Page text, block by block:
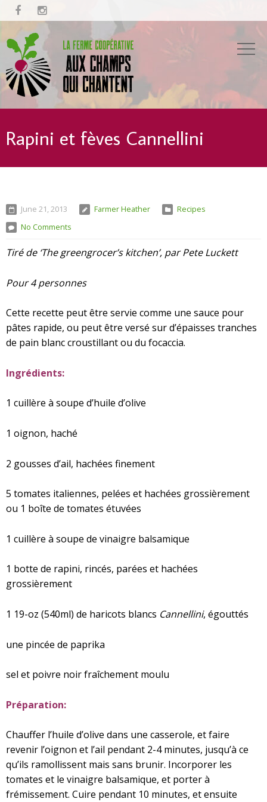
 
Rapini et fèves Cannellini
June 21, 2013 Farmer Heather
Recipes
No Comments
Tiré de ‘The greengrocer’s kitchen’, par Pete Luckett
Pour 4 personnes
Cette recette peut être servie comme une sauce pour
pâtes rapide, ou peut être versé sur d’épaisses tranches
de pain blanc croustillant ou du focaccia.
Ingrédients:
1 cuillère à soupe d’huile d’olive
1 oignon, haché
2 gousses d’ail, hachées finement
5 tomates italiennes, pelées et hachées grossièrement
ou 1 boîte de tomates étuvées
1 cuillère à soupe de vinaigre balsamique
1 botte de rapini, rincés, parées et hachées
grossièrement
1 19-oz (540ml) de haricots blancs Cannellini, égouttés
une pincée de paprika
sel et poivre noir fraîchement moulu
Préparation:
Chauffer l’huile d’olive dans une casserole, et faire
revenir l’oignon et l’ail pendant 2-4 minutes, jusqu’à ce
qu’ils ramollissent mais sans brunir. Incorporer les
tomates et le vinaigre balsamique, et porter à
frémissement. Cuire pendant 10 minutes, et ensuite